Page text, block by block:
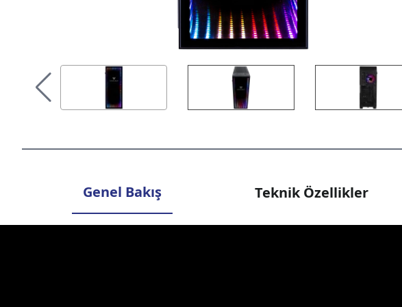
Genel Bakış Teknik Özellikler